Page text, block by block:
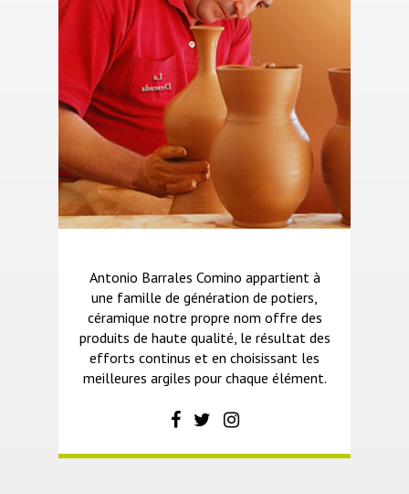
Antonio Barrales Comino appartient à
une famille de génération de potiers,
céramique notre propre nom offre des
produits de haute qualité, le résultat des
efforts continus et en choisissant les
meilleures argiles pour chaque élément.